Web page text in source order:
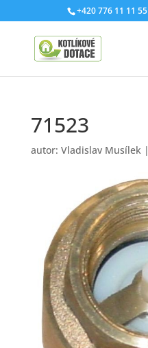
+420 776 11 11 55
71523
autor: Vladislav Musílek|